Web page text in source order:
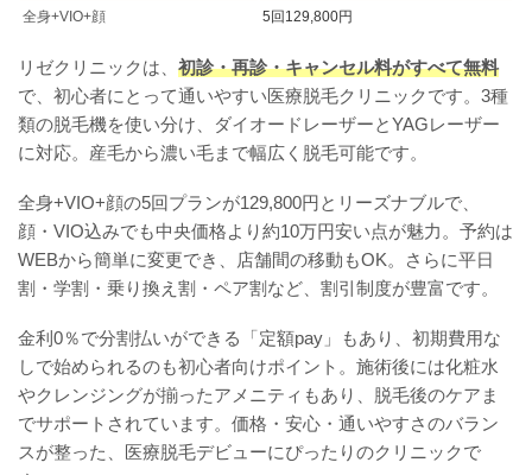
全身+VIO+顔 5回129,800円
リゼクリニックは、 初診・再診・キャンセル料がすべて無料
で、初心者にとって通いやすい医療脱毛クリニックです。3種
類の脱毛機を使い分け、ダイオードレーザーとYAGレーザー
に対応。産毛から濃い毛まで幅広く脱毛可能です。
全身+VIO+顔の5回プランが129,800円とリーズナブルで、
顔・VIO込みでも中央価格より約10万円安い点が魅力。予約は
WEBから簡単に変更でき、店舗間の移動もOK。さらに平日
割・学割・乗り換え割・ペア割など、割引制度が豊富です。
金利0％で分割払いができる「定額pay」もあり、初期費用な
しで始められるのも初心者向けポイント。施術後には化粧水
やクレンジングが揃ったアメニティもあり、脱毛後のケアま
でサポートされています。価格・安心・通いやすさのバラン
スが整った、医療脱毛デビューにぴったりのクリニックで